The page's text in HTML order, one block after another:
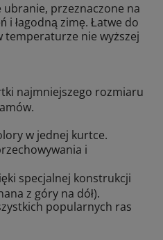
ubranie, przeznaczone na
i łagodną zimę. Łatwe do
temperaturze nie wyższej
najmniejszego rozmiaru
w jednej kurtce.
i
specjalnej konstrukcji
z góry na dół).
popularnych ras